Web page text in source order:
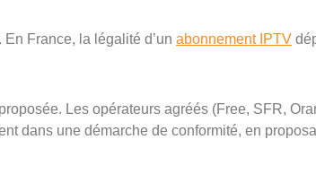
France, la légalité d’un abonnement IPTV
Les opérateurs agréés (Free, SFR,
dans une démarche de conformité, en